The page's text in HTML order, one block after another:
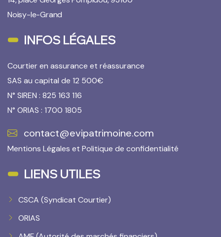
Noisy-le-Grand
INFOS LÉGALES
Courtier en assurance et réassurance
SAS au capital de 12 500€
N° SIREN : 825 163 116
N° ORIAS : 1700 1805
contact@evipatrimoine.com
Mentions Légales et Politique de confidentialité
LIENS UTILES
CSCA (Syndicat Courtier)
ORIAS